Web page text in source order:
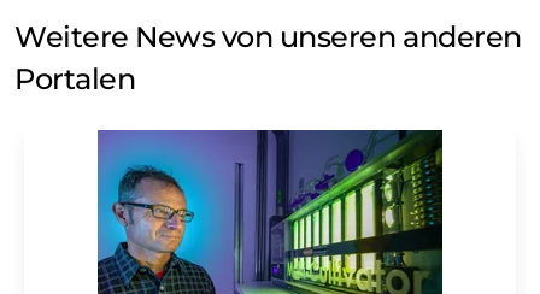
Weitere News von unseren anderen
Portalen